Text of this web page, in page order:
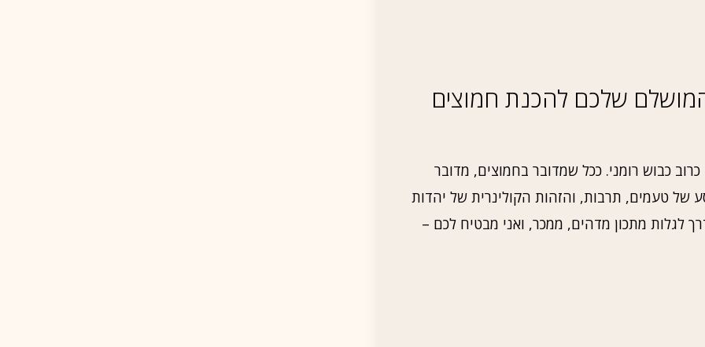
שלכם להכנת חמוצים
כבוש רומני. ככל שמדובר בחמוצים, מדובר
של טעמים, תרבות, והזהות הקולינרית של יהדות
לגלות מתכון מדהים, ממכר, ואני מבטיח לכם –